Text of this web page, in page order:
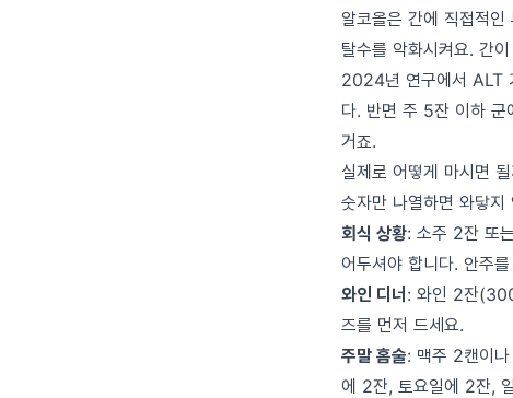
알코올은 간에 직접적
탈수를 악화시켜요. 간
2024년 연구에서 ALT
다. 반면 주 5잔 이하 군
거죠.
실제로 어떻게 마시면
숫자만 나열하면 와닿지
회식 상황: 소주 2잔 또
어두셔야 합니다. 안주
와인 디너 : 와인 2잔
즈를 먼저 드세요.
주말 홈술: 맥주 2캔이
에 2잔, 토요일에 2잔,